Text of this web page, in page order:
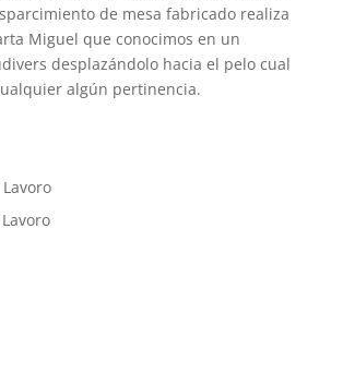
de mesa fabricado realiza
Miguel que conocimos en un
desplazándolo hacia el pelo cual
algún pertinencia.